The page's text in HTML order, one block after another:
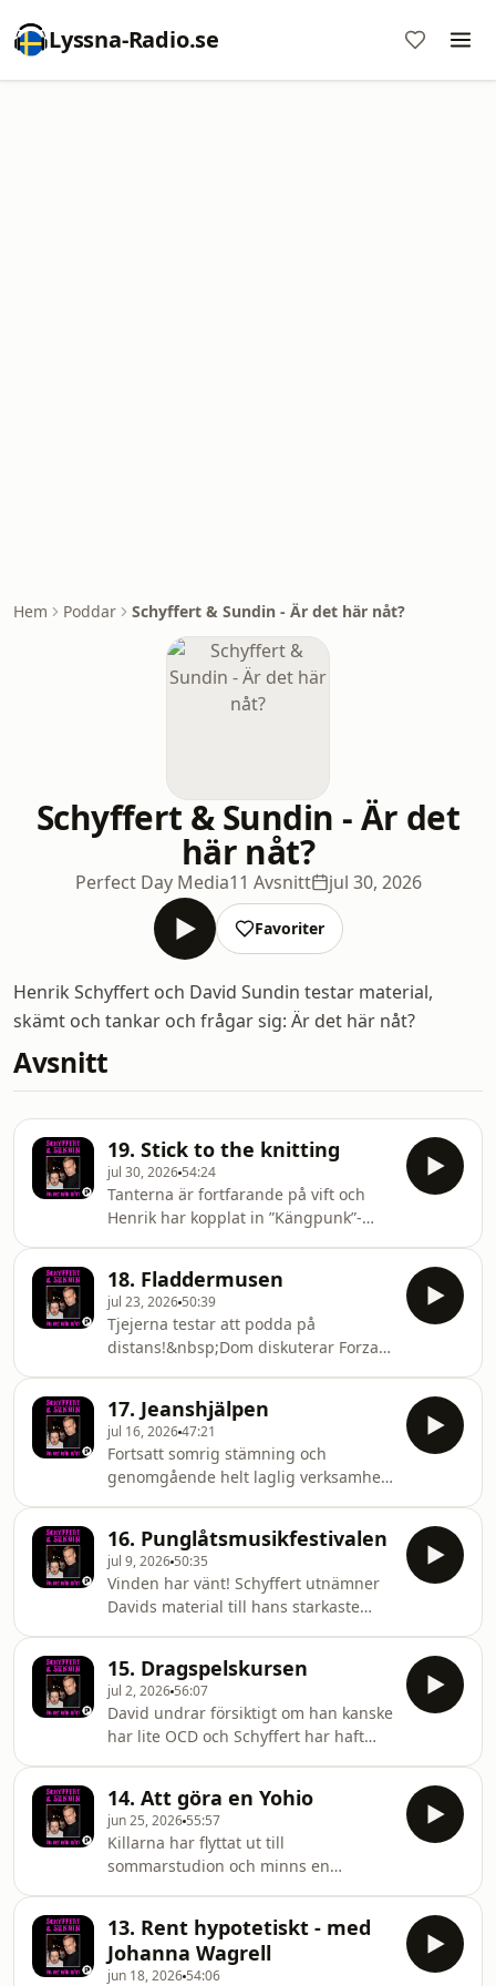
Lyssna-Radio.se
Hem Poddar Schyffert & Sundin - Är det här nåt?
Schyffert & Sundin - Är det
här nåt?
Perfect Day Media11 Avsnitt jul 30, 2026
Favoriter
Henrik Schyffert och David Sundin testar material,
skämt och tankar och frågar sig: Är det här nåt?
Avsnitt
19. Stick to the knitting
jul 30, 2026 54:24
Tanterna är fortfarande på vift och
Henrik har kopplat in ”Kängpunk”-
knullundersökningar och hur man
sämst slår ihjäl en mås. Varmt
välkomna! Hosted on Acast. See
acast.com/privacy for more
information.
18. Fladdermusen
jul 23, 2026 50:39
Tjejerna testar att podda på
distans!&nbsp;Dom diskuterar Forza
han saknat David.&nbsp; Hosted on
Acast. See acast.com/privacy for more
information.
17. Jeanshjälpen
jul 16, 202647:21
Fortsatt somrig stämning och
genomgående helt laglig verksamhet!
välkomnar även kvinnliga lyssnare.
Hosted on Acast. See
acast.com/privacy for more
information.
16. Punglåtsmusikfestivalen
jul 9, 2026 50:35
Vinden har vänt! Schyffert utnämner
Davids material till hans starkaste
Schyffert har hittat en mystisk
anteckning. Hosted on Acast. See
acast.com/privacy for more
information.
15. Dragspelskursen
jul 2, 2026 56:07
David undrar försiktigt om han kanske
har lite OCD och Schyffert har haft
hittills och får skämmas men det går
snabbt över då det visade det sig att
den andra hade nåt som var ännu
sämre. Hosted on Acast. See
acast.com/privacy for more
information.
14. Att göra en Yohio
jun 25, 2026 55:57
Killarna har flyttat ut till
sommarstudion och minns en
olikheter mellan män och kvinnor.
Hasse Brontén nämns. Hosted on
13. Rent hypotetiskt - med
Johanna Wagrell
jun 18, 2026 54:06